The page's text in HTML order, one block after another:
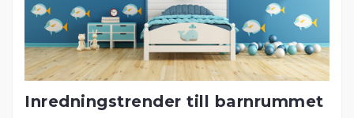
Inredningstrender till barnrummet